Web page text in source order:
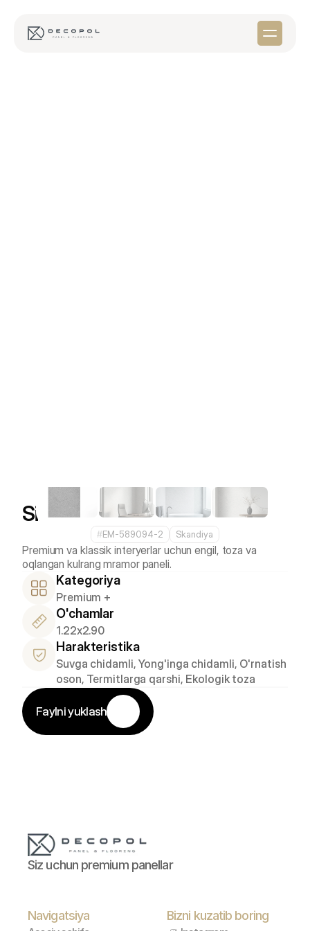
Silver Vein
#EM-589094-2 Skandiya
Premium va klassik interyerlar uchun engil, toza va
Kategoriya
Premium +
O'chamlar
1.22x2.90
Harakteristika
Suvga chidamli, Yong'inga chidamli, O'rnatish
oson, Termitlarga qarshi, Ekologik toza
Faylni yuklash
Siz uchun premium panellar
Navigatsiya Bizni kuzatib boring